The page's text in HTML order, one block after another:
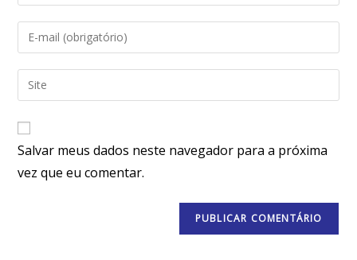
Salvar meus dados neste navegador para a próxima
vez que eu comentar.